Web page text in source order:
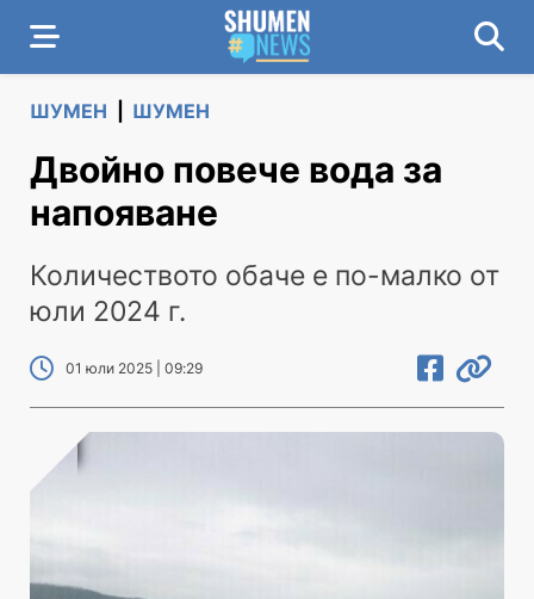
ШУМЕН ШУМЕН
Двойно повече вода за
напояване
Количеството обаче е по-малко от
юли 2024 г.
01 юли 2025 | 09:29